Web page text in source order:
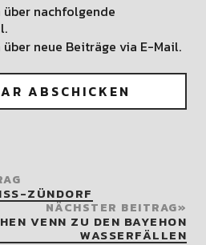
nachfolgende
neue Beiträge via E-Mail.
ZÜNDORF
NÄCHSTER BEITRAG
VENN ZU DEN BAYEHON
WASSERFÄLLEN